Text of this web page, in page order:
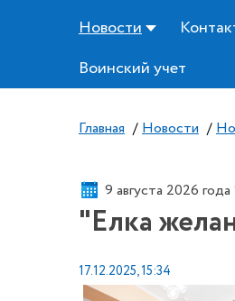
Новости
Воинский учет
Главная / Новости /
9 августа 2026
"Елка
17.12.2025, 15:34